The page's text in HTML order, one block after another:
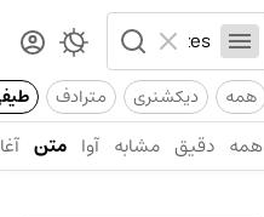
همه دیکشنری مترادف
همه دقیق مشابه آوا متن